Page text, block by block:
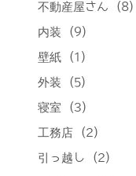
不動産屋さん (8)
内装 (9)
壁紙 (1)
外装 (5)
寝室 (3)
工務店 (2)
引っ越し (2)